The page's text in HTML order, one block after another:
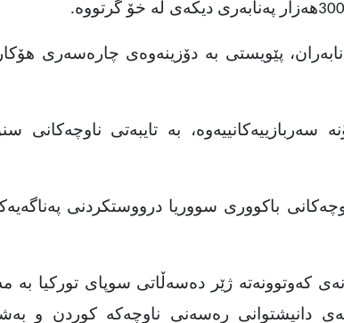
.
پێویستی به‌ دۆزینه‌وه‌ی چاره‌سه‌ری
سه‌ربازییه‌كانییه‌وه‌، به‌ تایبه‌تی ناوچه‌كانی
باكووری سووریا درووستكردنی
كه‌وتوونه‌ته‌ ژێر ده‌سه‌ڵاتی سوپای توركیا
دانیشتوانی ره‌سه‌نی ناوچه‌كه‌ كوردن و